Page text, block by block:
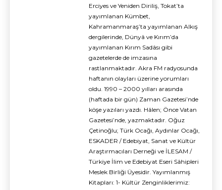
Erciyes ve Yeniden Diriliş, Tokat’ta
yayımlanan Kümbet,
Kahramanmaraş’ta yayımlanan Alkış
dergilerinde, Dünyâ ve Kırım’da
yayımlanan Kırım Sadâsı gibi
gazetelerde de imzasına
rastlanmaktadır. Akra FM radyosunda
haftanın olayları üzerine yorumları
oldu. 1990 – 2000 yılları arasında
(haftada bir gün) Zaman Gazetesi’nde
köşe yazıları yazdı. Hâlen; Önce Vatan
Gazetesi’nde, yazmaktadır. Oğuz
Çetinoğlu; Türk Ocağı, Aydınlar Ocağı,
ESKADER / Edebiyat, Sanat ve Kültür
Araştırmacıları Derneği ve İLESAM /
Türkiye İlim ve Edebiyat Eseri Sâhipleri
Meslek Birliği Üyesidir. Yayımlanmış
Kitapları: 1- Kültür Zenginliklerimiz: